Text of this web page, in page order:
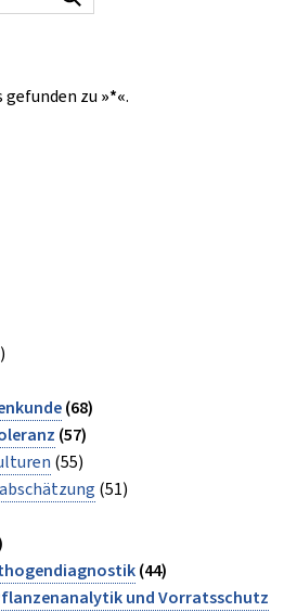
gefunden zu »*«.
(68)
(57)
(55)
(51)
(44)
und Vorratsschutz